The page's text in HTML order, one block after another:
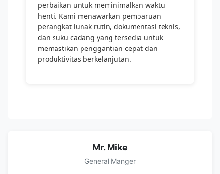
perbaikan untuk meminimalkan waktu
henti. Kami menawarkan pembaruan
perangkat lunak rutin, dokumentasi teknis,
dan suku cadang yang tersedia untuk
memastikan penggantian cepat dan
produktivitas berkelanjutan.
Mr. Mike
General Manger